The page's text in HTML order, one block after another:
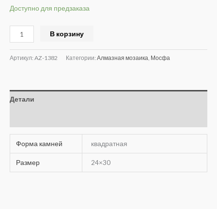
Доступно для предзаказа
В корзину
Артикул: AZ-1382 Категории: Алмазная мозаика Мосфа
Детали
Форма камней квадратная
Размер 24×30